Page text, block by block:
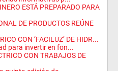
ESTÁ PREPARADO PARA
DE PRODUCTOS REÚNE
CON ‘FACILUZ’ DE HIDR...
para invertir en fon...
CON TRABAJOS DE